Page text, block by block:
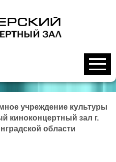
учреждение культуры
киноконцертный зал г.
области